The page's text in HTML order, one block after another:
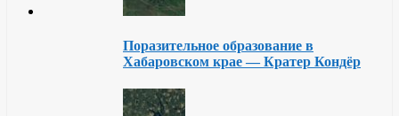
Поразительное образование в
Хабаровском крае — Кратер Кондёр